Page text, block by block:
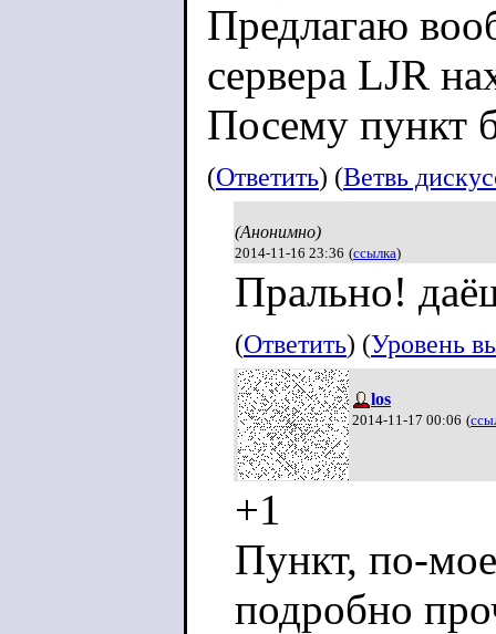
Предлагаю
сервера LJR
Посему пункт
(Ответить) (Ветвь
(Анонимно)
2014-11-16 23:36 (ссылка)
Прально!
(Ответить) (Уровень
los
2014-11-17 00:06 (
+1
Пункт, по-
подробно